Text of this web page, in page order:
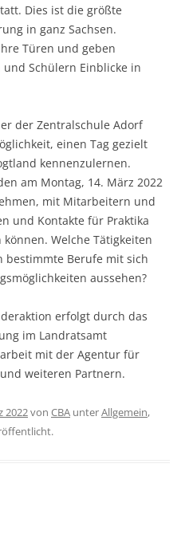
Dies ist die größte
in ganz Sachsen.
Türen und geben
Schülern Einblicke in
der Zentralschule Adorf
einen Tag gezielt
kennenzulernen.
am Montag, 14. März 2022
mit Mitarbeitern und
und Kontakte für Praktika
Welche Tätigkeiten
Berufe mit sich
aussehen?
erfolgt durch das
im Landratsamt
mit der Agentur für
weiteren Partnern.
2022von CBA unterAllgemein,